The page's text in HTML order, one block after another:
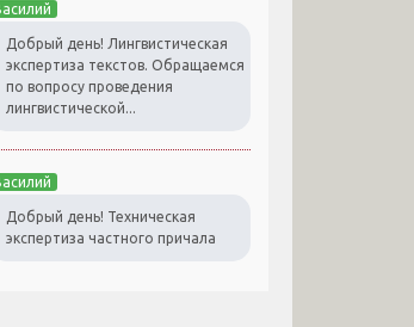
Добрый день! Лингвистическая
экспертиза текстов. Обращаемся
по вопросу проведения
лингвистической...
Добрый день! Техническая
экспертиза частного причала